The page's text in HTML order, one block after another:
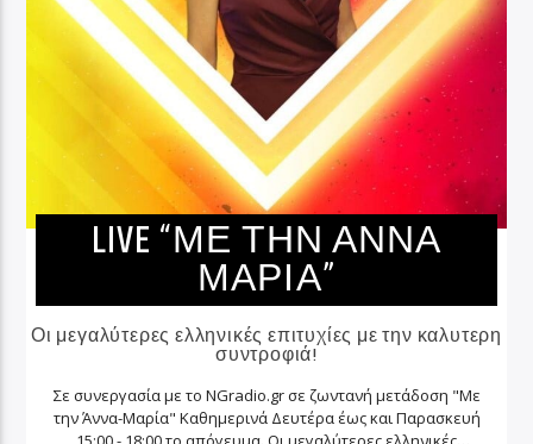
LIVE “ΜΈ ΤΗΝ ΑΝΝΑ
ΜΑΡΊΑ”
Οι μεγαλύτερες ελληνικές επιτυχίες με την καλυτερη
συντροφιά!
Σε συνεργασία με το NGradio.gr σε ζωντανή μετάδοση "Με
την Άννα-Μαρία" Καθημερινά Δευτέρα έως και Παρασκευή